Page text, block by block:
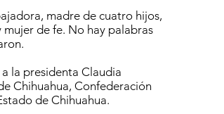
madre de cuatro hijos,
de fe. No hay palabras
la presidenta Claudia
Chihuahua, Confederación
de Chihuahua.